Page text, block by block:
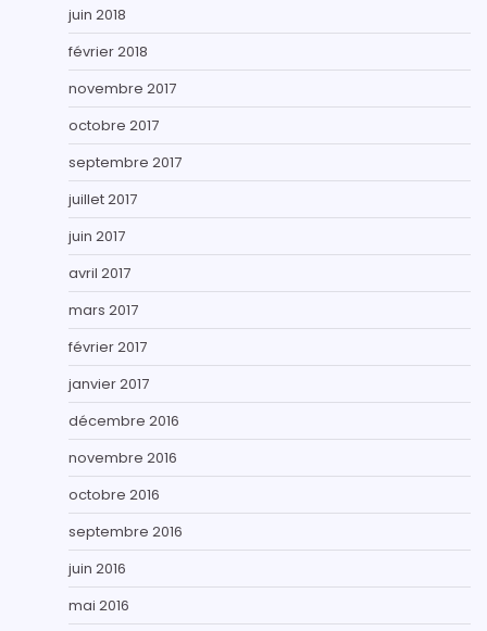
juin 2018
février 2018
novembre 2017
octobre 2017
septembre 2017
juillet 2017
juin 2017
avril 2017
mars 2017
février 2017
janvier 2017
décembre 2016
novembre 2016
octobre 2016
septembre 2016
juin 2016
mai 2016